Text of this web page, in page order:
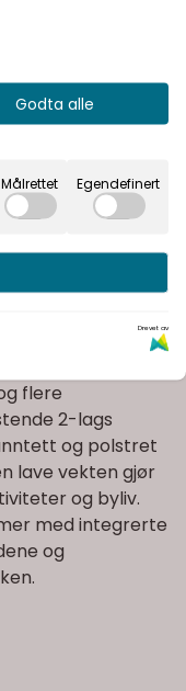
2L Down Shell
flere
2-lags
og polstret
lave vekten gjør
og byliv.
med integrerte
og
Godta alle
Målrettet Egendefinert
Drevet av